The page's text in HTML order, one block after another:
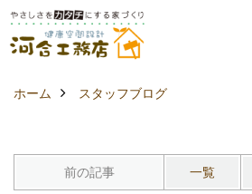
ホーム スタッフブログ
前の記事 一覧